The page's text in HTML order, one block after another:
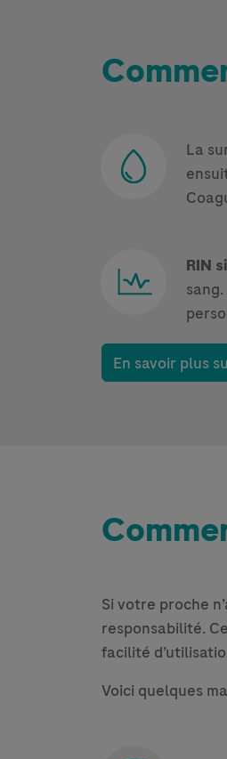
La
RIN
En savoir plus
Si votre proche
responsabilité.
facilité
Voici quelques